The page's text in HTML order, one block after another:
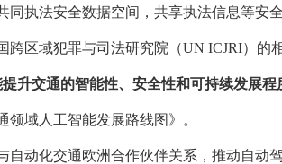
同执法安全数据空间，共享执法信息等安
跨区域犯罪与司法研究院（UN ICJRI）
升交通的智能性、安全性和可持续发展程
领域人工智能发展路线图》。
自动化交通欧洲合作伙伴关系，推动自动